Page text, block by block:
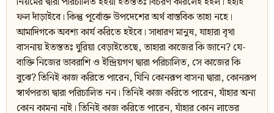
ফল দাঁড়াইবে। কিন্তু পূর্বোক্ত উপদেশের অর্থ বাস্তবিক তাহা নহে।
আমাদিগকে অবশ্য কার্য করিতে হইবে। সাধারণ মানুষ, যাহারা বৃথা
বাসনায় ইতস্ততঃ ঘুরিয়া বেড়াইতেছে, তাহারা কাজের কি জানে? যে-
ব্যক্তি নিজের ভাবরাশি ও ইন্দ্রিয়গণ দ্বারা পরিচালিত, সে কাজের কি
বুঝে? তিনিই কাজ করিতে পারেন, যিনি কোনরূপ বাসনা দ্বারা, কোনরূপ
স্বার্থপরতা দ্বারা পরিচালিত নন। তিনিই কাজ করিতে পারেন, যাঁহার অন্য
কোন কামনা নাই। তিনিই কাজ করিতে পারেন, যাঁহার কোন লাভের